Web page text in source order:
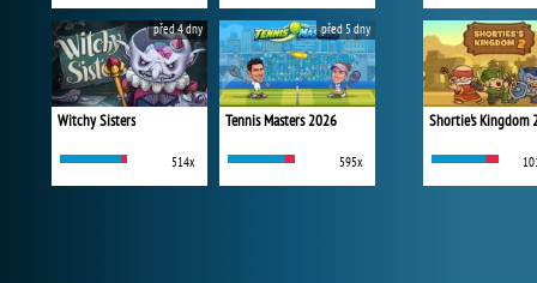
Witchy Sisters
514x
před 4 dny
Tennis Masters 2026
595x
před 5 dny
Shortie's Kingdom